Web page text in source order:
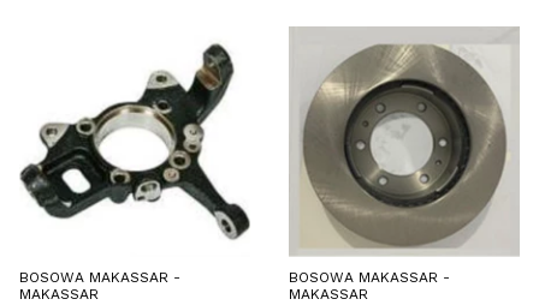
BOSOWA MAKASSAR -
MAKASSAR
BOSOWA MAKASSAR -
MAKASSAR